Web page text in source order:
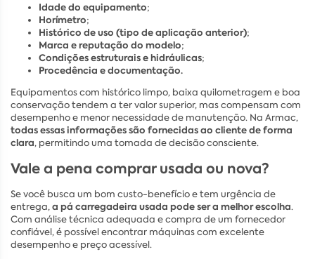
Idade do equipamento;
Horímetro;
Histórico de uso (tipo de aplicação anterior);
Marca e reputação do modelo;
Condições estruturais e hidráulicas;
Procedência e documentação.
Equipamentos com histórico limpo, baixa quilometragem e boa
conservação tendem a ter valor superior, mas compensam com
desempenho e menor necessidade de manutenção. Na Armac,
todas essas informações são fornecidas ao cliente de forma
clara, permitindo uma tomada de decisão consciente.
Vale a pena comprar usada ou nova?
Se você busca um bom custo-benefício e tem urgência de
entrega,a pá carregadeira usada pode ser a melhor escolha.
Com análise técnica adequada e compra de um fornecedor
confiável, é possível encontrar máquinas com excelente
desempenho e preço acessível.